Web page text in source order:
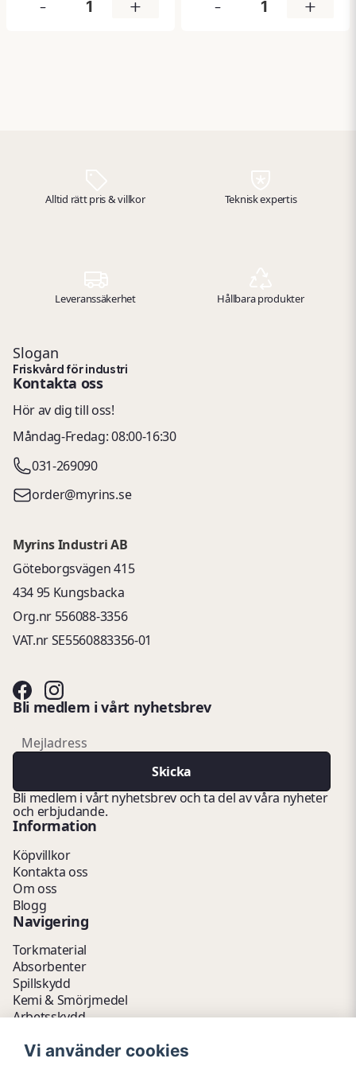
robust konstruktion ger bra
- +
Den dubbelsidiga designen
- +
Alltid rätt pris & villkor Teknisk expertis
Leveranssäkerhet Hållbara produkter
Slogan
Friskvård för industri
Kontakta oss
Hör av dig till oss!
Måndag-Fredag: 08:00-16:30
031-269090
order@myrins.se
Myrins Industri AB
Göteborgsvägen 415
434 95 Kungsbacka
Org.nr 556088-3356
VAT.nr SE5560883356-01
Bli medlem i vårt nyhetsbrev
email
Mejladress
Skicka
Bli medlem i vårt nyhetsbrev och ta del av våra nyheter
och erbjudande.
Information
Köpvillkor
Kontakta oss
Om oss
Blogg
Navigering
Torkmaterial
Absorbenter
Spillskydd
Kemi & Smörjmedel
Arbetsskydd
Avfallshantering
Vi använder cookies